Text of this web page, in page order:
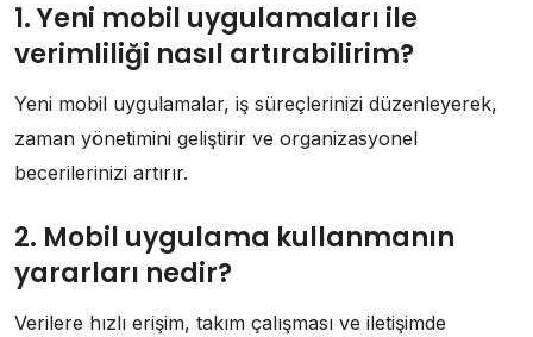
1. Yeni mobil uygulamaları ile
verimliliği nasıl artırabilirim?
Yeni mobil uygulamalar, iş süreçlerinizi düzenleyerek,
zaman yönetimini geliştirir ve organizasyonel
becerilerinizi artırır.
2. Mobil uygulama kullanmanın
yararları nedir?
Verilere hızlı erişim, takım çalışması ve iletişimde